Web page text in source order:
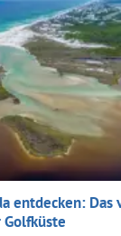
entdecken: Das
Golfküste